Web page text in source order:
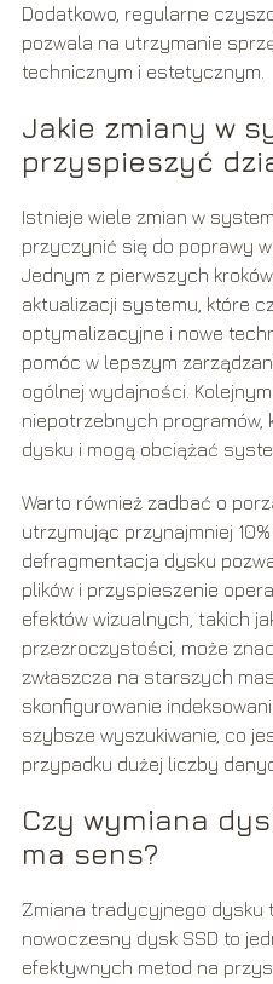
Dodatkowo, regularne
pozwala na utrzymanie
technicznym i estetycznym.
Jakie zmiany w
przyspieszyć
Istnieje wiele zmian w
przyczynić się do poprawy
Jednym z pierwszych
aktualizacji systemu, które
optymalizacyjne i nowe
pomóc w lepszym
ogólnej wydajności.
niepotrzebnych programów,
dysku i mogą obciążać
Warto również zadbać o
utrzymując przynajmniej
defragmentacja dysku
plików i przyspieszenie
efektów wizualnych, takich
przezroczystości, może
zwłaszcza na starszych
skonfigurowanie
szybsze wyszukiwanie, co
przypadku dużej liczby
Czy wymiana
ma sens?
Zmiana tradycyjnego dysku
nowoczesny dysk SSD to
efektywnych metod na